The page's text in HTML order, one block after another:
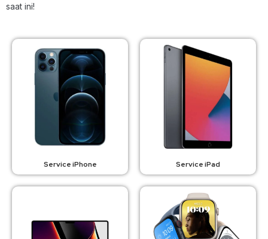
saat ini!
Service iPhone Service iPad